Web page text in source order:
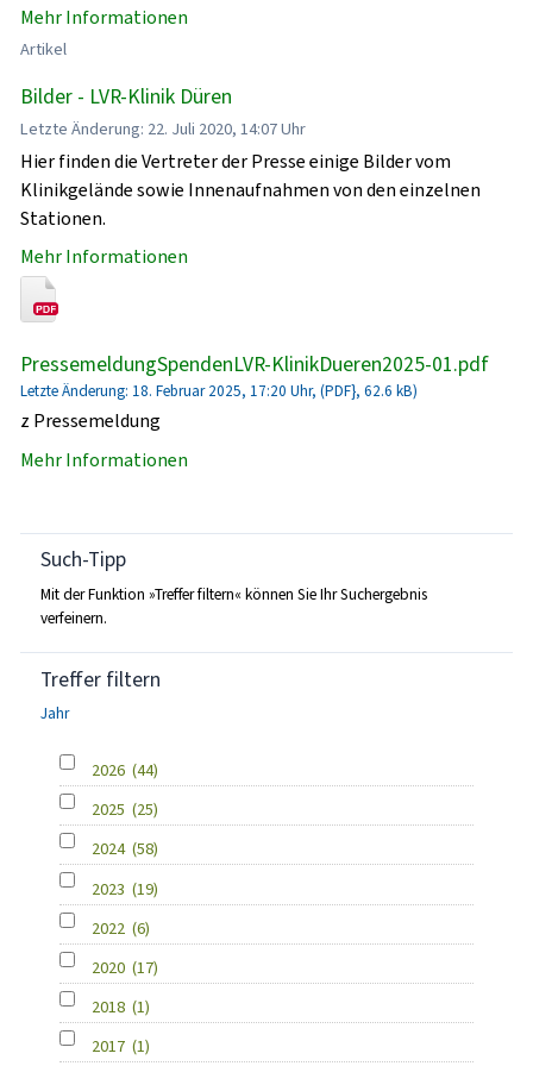
Mehr Informationen
Artikel
Bilder - LVR-Klinik Düren
Letzte Änderung: 22. Juli 2020, 14:07 Uhr
Hier finden die Vertreter der Presse einige Bilder vom
Klinikgelände sowie Innenaufnahmen von den einzelnen
Stationen.
Mehr Informationen
PressemeldungSpendenLVR-KlinikDueren2025-01.pdf
Letzte Änderung: 18. Februar 2025, 17:20 Uhr, (PDF}, 62.6 kB)
z Pressemeldung
Mehr Informationen
Such-Tipp
Mit der Funktion »Treffer filtern« können Sie Ihr Suchergebnis
verfeinern.
Treffer filtern
Jahr
2026 (44)
2025 (25)
2024 (58)
2023 (19)
2022 (6)
2020 (17)
2018 (1)
2017 (1)